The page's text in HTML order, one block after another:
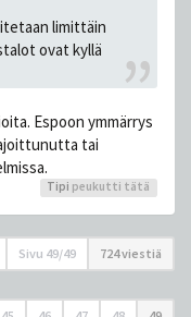
limittäin
ovat kyllä
Espoon ymmärrys
tai
Tipi peukutti tätä
Sivu 49/49 724 viestiä